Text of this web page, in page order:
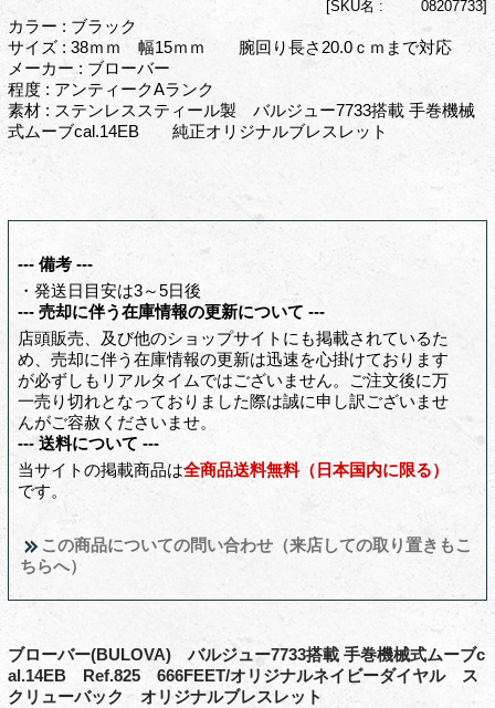
[SKU名 : 08207733]
カラー : ブラック
サイズ : 38ｍｍ 幅15ｍｍ 腕回り長さ20.0ｃｍまで対応
メーカー : ブローバー
程度 : アンティークAランク
素材 : ステンレススティール製 バルジュー7733搭載 手巻機械
式ムーブcal.14EB 純正オリジナルブレスレット
--- 備考 ---
・発送日目安は3～5日後
--- 売却に伴う在庫情報の更新について ---
店頭販売、及び他のショップサイトにも掲載されているた
め、売却に伴う在庫情報の更新は迅速を心掛けております
が必ずしもリアルタイムではございません。ご注文後に万
一売り切れとなっておりました際は誠に申し訳ございませ
んがご容赦くださいませ。
--- 送料について ---
当サイトの掲載商品は全商品送料無料（日本国内に限る）
です。
この商品についての問い合わせ（来店しての取り置きもこ
ちらへ）
ブローバー(BULOVA) バルジュー7733搭載 手巻機械式ムーブc
al.14EB Ref.825 666FEET/オリジナルネイビーダイヤル ス
クリューバック オリジナルブレスレット